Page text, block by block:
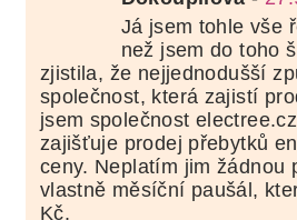
Já jsem tohle vše
než jsem do toho
zjistila, že nejjednodušší
společnost, která zajistí
jsem společnost
zajišťuje prodej přebytků
ceny. Neplatím jim žádnou
vlastně měsíční paušál,
Kč.